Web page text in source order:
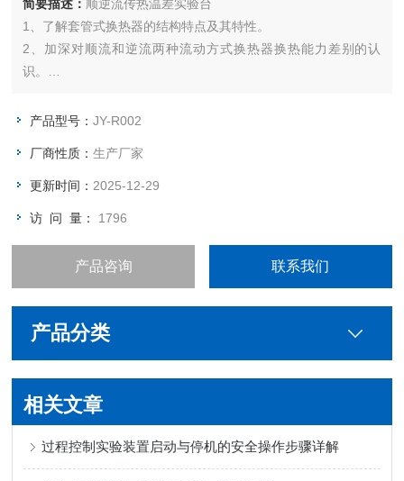
简要描述： 顺逆流传热温差实验台
1、了解套管式换热器的结构特点及其特性。
2、加深对顺流和逆流两种流动方式换热器换热能力差别的认
识。
测试。
产品型号：JY-R002
厂商性质：生产厂家
更新时间： 2025-12-29
访 问 量： 1796
产品咨询 联系我们
产品分类
相关文章
过程控制实验装置启动与停机的安全操作步骤详解